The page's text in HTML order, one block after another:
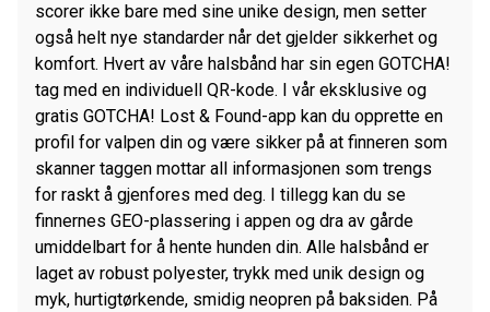
scorer ikke bare med sine unike design, men setter
også helt nye standarder når det gjelder sikkerhet og
komfort. Hvert av våre halsbånd har sin egen GOTCHA!
tag med en individuell QR-kode. I vår eksklusive og
gratis GOTCHA! Lost & Found-app kan du opprette en
profil for valpen din og være sikker på at finneren som
skanner taggen mottar all informasjonen som trengs
for raskt å gjenfores med deg. I tillegg kan du se
finnernes GEO-plassering i appen og dra av gårde
umiddelbart for å hente hunden din. Alle halsbånd er
laget av robust polyester, trykk med unik design og
myk, hurtigtørkende, smidig neopren på baksiden. På